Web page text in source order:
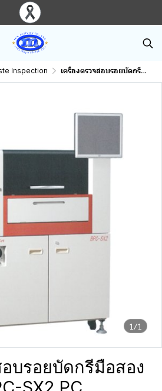
Inspection เครื่องตรวจสอบรอยบัดกรีมือสอง DJTECH BPC-SX2 PC machine smt.
1/1
อบรอยบัดกรีมือสอง